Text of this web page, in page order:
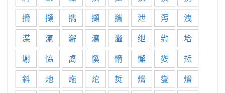
搚
撷 擕 擷 攜 泄 泻
洩
渫
滊 澥 瀉 瀣 绁 缬
垥
塮
恊 禼 慀 愶 懈 夑
焎
斜
灺 炧 炨 烲 熁 燮
燲